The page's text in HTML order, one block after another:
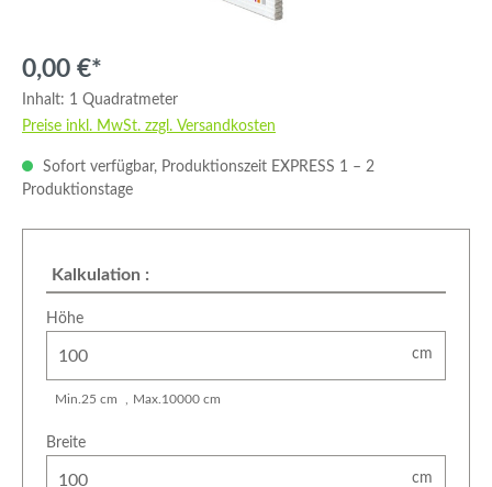
0,00 €*
Inhalt: 1 Quadratmeter
Preise inkl. MwSt. zzgl. Versandkosten
Sofort verfügbar, Produktionszeit EXPRESS 1 – 2
Produktionstage
Kalkulation :
Höhe
cm
Min. 25 cm Max. 10000cm
Breite
cm